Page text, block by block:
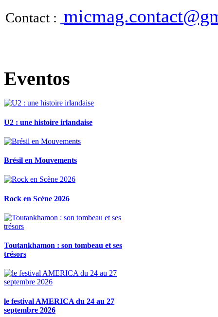
Contact :
Eventos
U2 : une histoire irlandaise
Brésil en Mouvements
Rock en Scène 2026
Toutankhamon : son tombeau et ses
trésors
le festival AMERICA du 24 au 27
septembre 2026